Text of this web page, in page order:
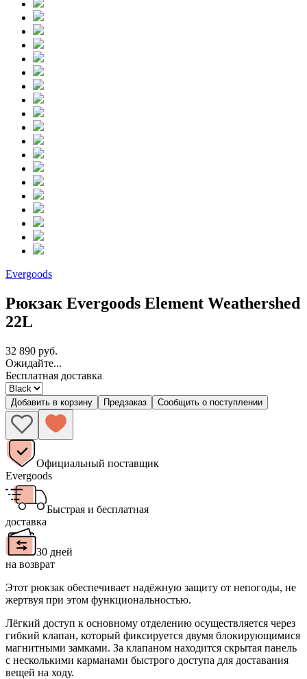
Evergoods
Рюкзак Evergoods Element Weathershed
22L
32 890 руб.
Ожидайте...
Бесплатная доставка
Добавить в корзину Предзаказ Сообщить о поступлении
Официальный поставщик
Evergoods
Быстрая и бесплатная
доставка
30 дней
на возврат
Этот рюкзак обеспечивает надёжную защиту от непогоды, не
жертвуя при этом функциональностью.
Лёгкий доступ к основному отделению осуществляется через
гибкий клапан, который фиксируется двумя блокирующимися
магнитными замками. За клапаном находится скрытая панель
с несколькими карманами быстрого доступа для доставания
вещей на ходу.